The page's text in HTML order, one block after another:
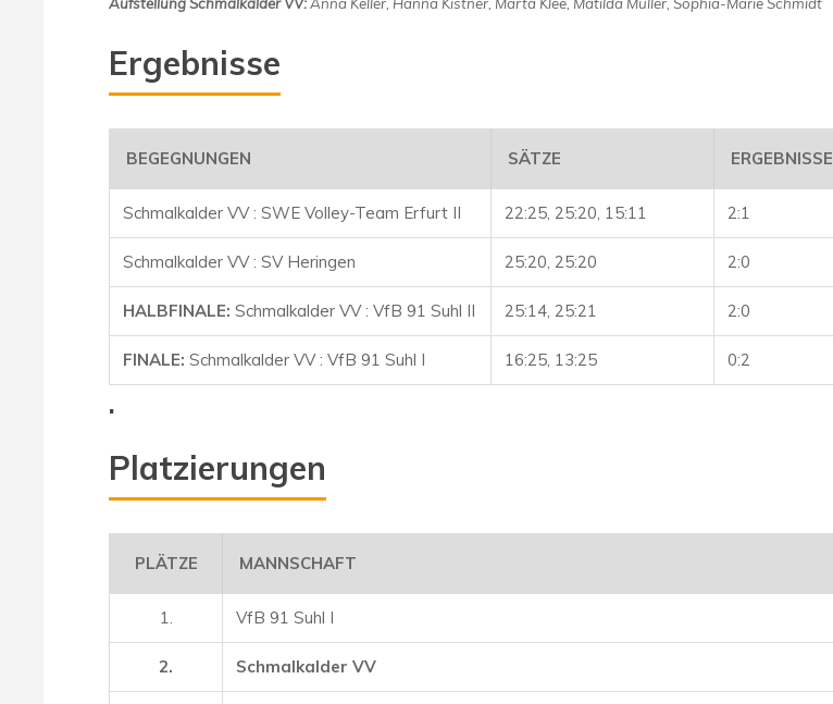
Ergebnisse
BEGEGNUNGEN SÄTZE ERGEBNISSE
Schmalkalder VV : SWE Volley-Team Erfurt II 22:25, 25:20, 15:11 2:1
Schmalkalder VV : SV Heringen 25:20, 25:20 2:0
HALBFINALE: Schmalkalder VV : VfB 91 Suhl II 25:14, 25:21 2:0
FINALE: Schmalkalder VV : VfB 91 Suhl I 16:25, 13:25 0:2
.
Platzierungen
PLÄTZE MANNSCHAFT
1. VfB 91 Suhl I
2. Schmalkalder VV